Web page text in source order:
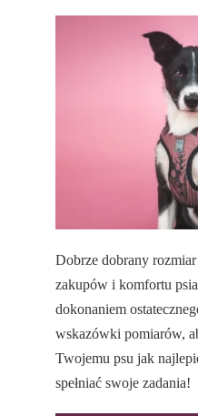
Dobrze dobrany
zakupów i komfortu
dokonaniem
wskazówki pomiarów,
Twojemu psu jak
spełniać swoje zadania!